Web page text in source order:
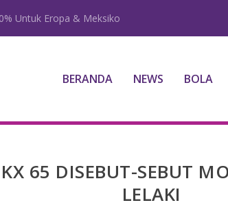
Untuk Eropa & Meksiko
BERANDA NEWS BOLA
65 DISEBUT-SEBUT
LELAKI